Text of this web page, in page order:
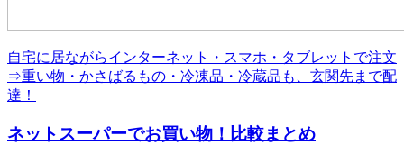
自宅に居ながらインターネット・スマホ・タブレットで注文
⇒重い物・かさばるもの・冷凍品・冷蔵品も、玄関先まで配
達！
ネットスーパーでお買い物！比較まとめ